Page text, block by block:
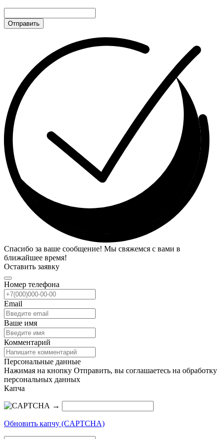
Отправить
Спасибо за ваше сообщение! Мы свяжемся с вами в
ближайшее время!
Оставить заявку
Номер телефона
Email
Ваше имя
Комментарий
Персональные данные
Нажимая на кнопку Отправить, вы соглашаетесь на обработку
персональных данных
Капча
→
Обновить капчу (CAPTCHA)